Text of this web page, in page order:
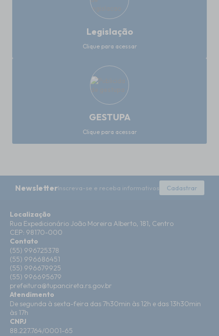
Legislação
Clique para acessar
GESTUPA
Clique para acessar
NewsletterInscreva-se e receba informativos Cadastrar
Localização
Rua Expedicionário João Moreira Alberto, 181, Centro
CEP: 98170-000
Contato
(55) 996725378
(55) 996686451
(55) 996679925
(55) 996695679
prefeitura@tupancireta.rs.gov.br
Atendimento
De segunda à sexta-feira das 7h30min às 12h e das 13h30min
às 17h
CNPJ
88.227.764/0001-65